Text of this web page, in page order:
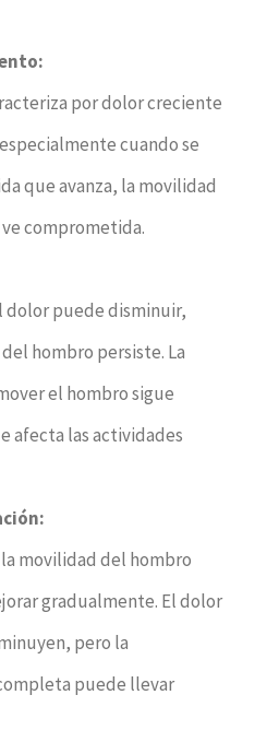
por dolor creciente
cuando se
que avanza, la movilidad
comprometida.
dolor puede disminuir,
hombro persiste. La
el hombro sigue
afecta las actividades
movilidad del hombro
gradualmente. El dolor
pero la
puede llevar